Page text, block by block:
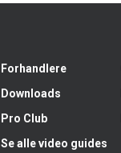
Forhandlere
Downloads
Pro Club
Se alle video guides